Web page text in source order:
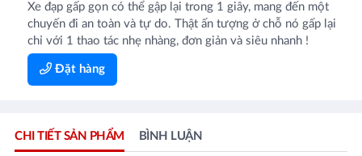
Xe đạp gấp gọn có thể gập lại trong 1 giây, mang đến một
chuyến đi an toàn và tự do. Thật ấn tượng ở chỗ nó gấp lại
chỉ với 1 thao tác nhẹ nhàng, đơn giản và siêu nhanh !
Đặt hàng
CHI TIẾT SẢN PHẨM BÌNH LUẬN